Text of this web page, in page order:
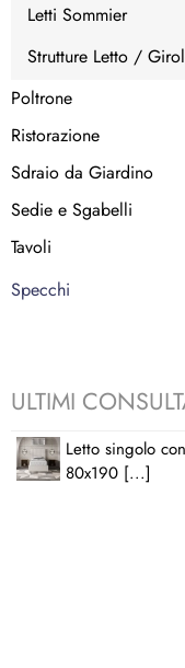
Letti Sommier
Strutture Letto /
Poltrone
Ristorazione
Sdraio da Giardino
Sedie e Sgabelli
Tavoli
Specchi
ULTIMI
Letto singolo
80x190 [...]